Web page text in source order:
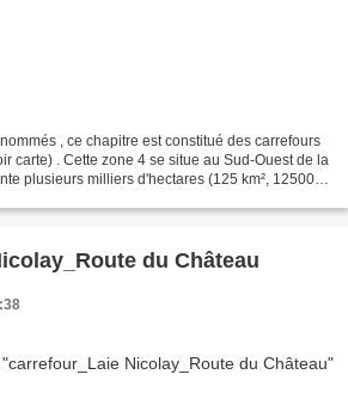
, ce chapitre est constitué des carrefours
carte) . Cette zone 4 se situe au Sud-Ouest de la
plusieurs milliers d'hectares (125 km², 125000
du Château